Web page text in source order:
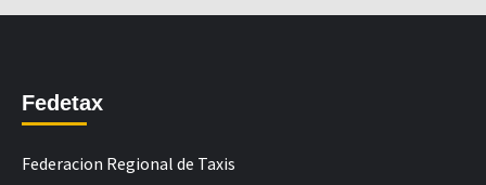
Fedetax
Federacion Regional de Taxis